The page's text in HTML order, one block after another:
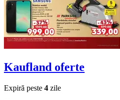
Kaufland oferte
Expiră peste 4 zile